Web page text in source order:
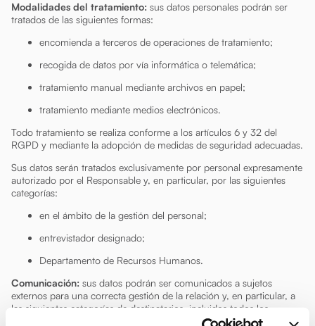
Modalidades del tratamiento: sus datos personales podrán ser
tratados de las siguientes formas:
encomienda a terceros de operaciones de tratamiento;
recogida de datos por vía informática o telemática;
tratamiento manual mediante archivos en papel;
tratamiento mediante medios electrónicos.
Todo tratamiento se realiza conforme a los artículos 6 y 32 del
RGPD y mediante la adopción de medidas de seguridad adecuadas.
Sus datos serán tratados exclusivamente por personal expresamente
autorizado por el Responsable y, en particular, por las siguientes
categorías:
en el ámbito de la gestión del personal;
entrevistador designado;
Departamento de Recursos Humanos.
Comunicación: sus datos podrán ser comunicados a sujetos
externos para una correcta gestión de la relación y, en particular, a
las siguientes categorías de destinatarios, incluidos todos los
Encargados del tratamiento debidamente designados: